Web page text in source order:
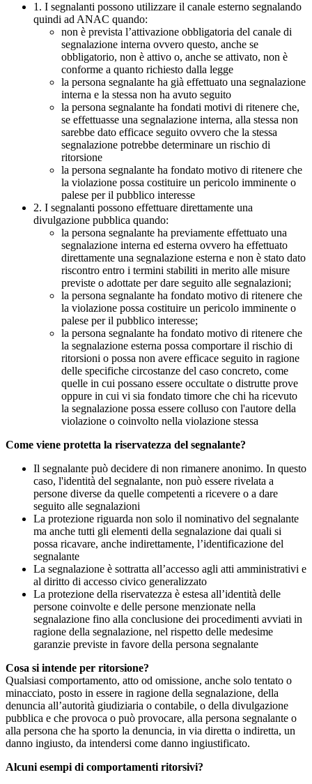
1. I segnalanti possono utilizzare il canale esterno segnalando
quindi ad ANAC quando:
non è prevista l’attivazione obbligatoria del canale di
segnalazione interna ovvero questo, anche se
obbligatorio, non è attivo o, anche se attivato, non è
conforme a quanto richiesto dalla legge
la persona segnalante ha già effettuato una segnalazione
interna e la stessa non ha avuto seguito
la persona segnalante ha fondati motivi di ritenere che,
se effettuasse una segnalazione interna, alla stessa non
sarebbe dato efficace seguito ovvero che la stessa
segnalazione potrebbe determinare un rischio di
ritorsione
la persona segnalante ha fondato motivo di ritenere che
la violazione possa costituire un pericolo imminente o
palese per il pubblico interesse
2. I segnalanti possono effettuare direttamente una
divulgazione pubblica quando:
la persona segnalante ha previamente effettuato una
segnalazione interna ed esterna ovvero ha effettuato
direttamente una segnalazione esterna e non è stato dato
riscontro entro i termini stabiliti in merito alle misure
previste o adottate per dare seguito alle segnalazioni;
la persona segnalante ha fondato motivo di ritenere che
la violazione possa costituire un pericolo imminente o
palese per il pubblico interesse;
la persona segnalante ha fondato motivo di ritenere che
la segnalazione esterna possa comportare il rischio di
ritorsioni o possa non avere efficace seguito in ragione
delle specifiche circostanze del caso concreto, come
quelle in cui possano essere occultate o distrutte prove
oppure in cui vi sia fondato timore che chi ha ricevuto
la segnalazione possa essere colluso con l'autore della
violazione o coinvolto nella violazione stessa
Come viene protetta la riservatezza del segnalante?
Il segnalante può decidere di non rimanere anonimo. In questo
caso, l'identità del segnalante, non può essere rivelata a
persone diverse da quelle competenti a ricevere o a dare
seguito alle segnalazioni
La protezione riguarda non solo il nominativo del segnalante
ma anche tutti gli elementi della segnalazione dai quali si
possa ricavare, anche indirettamente, l’identificazione del
segnalante
La segnalazione è sottratta all’accesso agli atti amministrativi e
al diritto di accesso civico generalizzato
La protezione della riservatezza è estesa all’identità delle
persone coinvolte e delle persone menzionate nella
segnalazione fino alla conclusione dei procedimenti avviati in
ragione della segnalazione, nel rispetto delle medesime
garanzie previste in favore della persona segnalante
Cosa si intende per ritorsione?
Qualsiasi comportamento, atto od omissione, anche solo tentato o
minacciato, posto in essere in ragione della segnalazione, della
denuncia all’autorità giudiziaria o contabile, o della divulgazione
pubblica e che provoca o può provocare, alla persona segnalante o
alla persona che ha sporto la denuncia, in via diretta o indiretta, un
danno ingiusto, da intendersi come danno ingiustificato.
Alcuni esempi di comportamenti ritorsivi?